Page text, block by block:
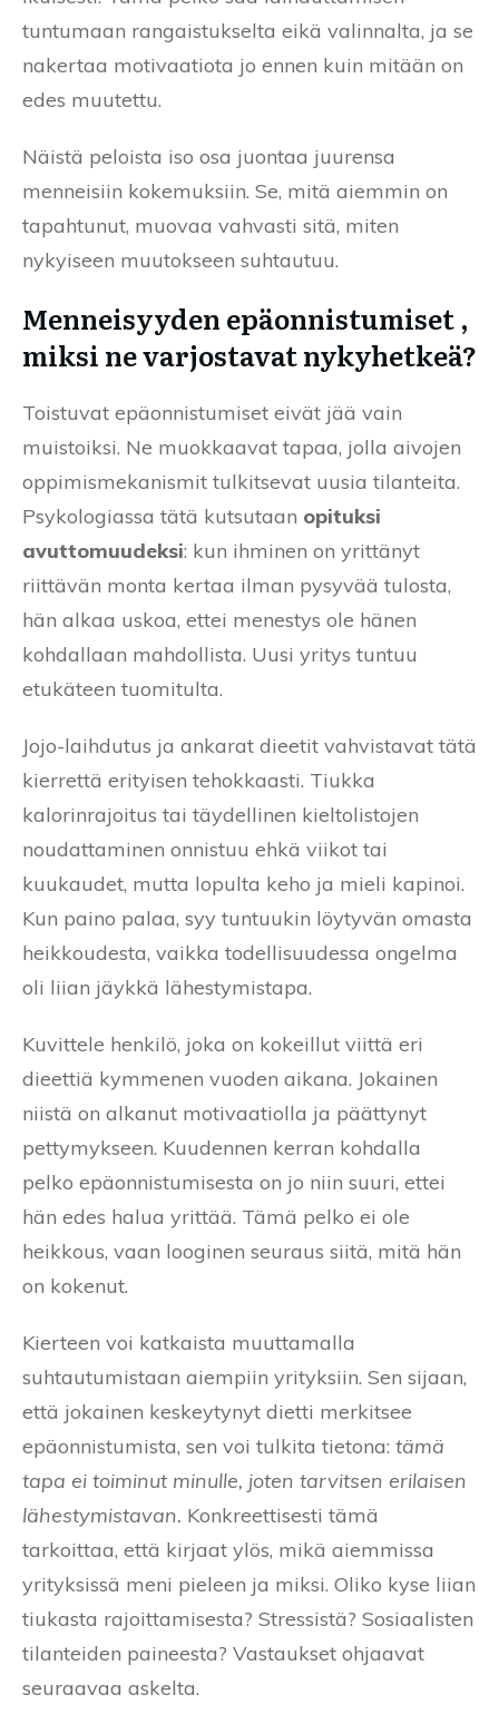
tuntumaan rangaistukselta eikä valinnalta, ja se
nakertaa motivaatiota jo ennen kuin mitään on
edes muutettu.
Näistä peloista iso osa juontaa juurensa
menneisiin kokemuksiin. Se, mitä aiemmin on
tapahtunut, muovaa vahvasti sitä, miten
nykyiseen muutokseen suhtautuu.
Menneisyyden epäonnistumiset ,
miksi ne varjostavat nykyhetkeä?
Toistuvat epäonnistumiset eivät jää vain
muistoiksi. Ne muokkaavat tapaa, jolla aivojen
oppimismekanismit tulkitsevat uusia tilanteita.
Psykologiassa tätä kutsutaan opituksi
avuttomuudeksi: kun ihminen on yrittänyt
riittävän monta kertaa ilman pysyvää tulosta,
hän alkaa uskoa, ettei menestys ole hänen
kohdallaan mahdollista. Uusi yritys tuntuu
etukäteen tuomitulta.
Jojo-laihdutus ja ankarat dieetit vahvistavat tätä
kierrettä erityisen tehokkaasti. Tiukka
kalorinrajoitus tai täydellinen kieltolistojen
noudattaminen onnistuu ehkä viikot tai
kuukaudet, mutta lopulta keho ja mieli kapinoi.
Kun paino palaa, syy tuntuukin löytyvän omasta
heikkoudesta, vaikka todellisuudessa ongelma
oli liian jäykkä lähestymistapa.
Kuvittele henkilö, joka on kokeillut viittä eri
dieettiä kymmenen vuoden aikana. Jokainen
niistä on alkanut motivaatiolla ja päättynyt
pettymykseen. Kuudennen kerran kohdalla
pelko epäonnistumisesta on jo niin suuri, ettei
hän edes halua yrittää. Tämä pelko ei ole
heikkous, vaan looginen seuraus siitä, mitä hän
on kokenut.
Kierteen voi katkaista muuttamalla
suhtautumistaan aiempiin yrityksiin. Sen sijaan,
että jokainen keskeytynyt dietti merkitsee
epäonnistumista, sen voi tulkita tietona: tämä
tapa ei toiminut minulle, joten tarvitsen erilaisen
lähestymistavan. Konkreettisesti tämä
tarkoittaa, että kirjaat ylös, mikä aiemmissa
yrityksissä meni pieleen ja miksi. Oliko kyse liian
tiukasta rajoittamisesta? Stressistä? Sosiaalisten
tilanteiden paineesta? Vastaukset ohjaavat
seuraavaa askelta.